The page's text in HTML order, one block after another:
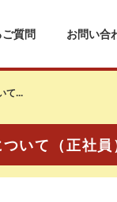
質問 お問い合
て...
いて（正社員